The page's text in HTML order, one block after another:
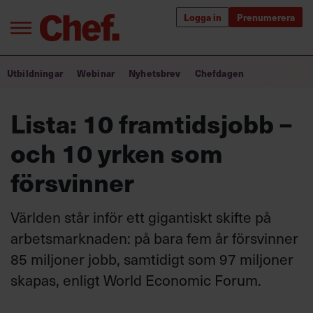
Logga in Prenumerera
Annonsera
Om oss
Kontakta oss
Bra ledare förändrar världen
Utbildning för ledare
Chefakademin+
Populära utbildningar
Utbildningar Webinar Nyhetsbrev Chefdagen
Lista: 10 framtidsjobb –
och 10 yrken som
försvinner
Världen står inför ett gigantiskt skifte på
arbetsmarknaden: på bara fem år försvinner
85 miljoner jobb, samtidigt som 97 miljoner
skapas, enligt World Economic Forum.